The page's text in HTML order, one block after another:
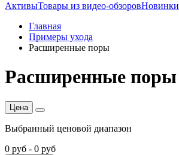
АктивыТовары из видео-обзоровНовинки
Главная
Примеры ухода
Расширенные поры
Расширенные поры
Цена
Выбранный ценовой диапазон
0 руб - 0 руб